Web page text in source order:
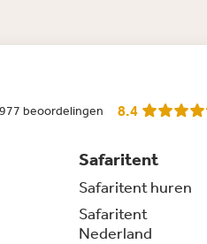
beoordelingen 8.4
Safaritent
Safaritent huren
Safaritent
Nederland